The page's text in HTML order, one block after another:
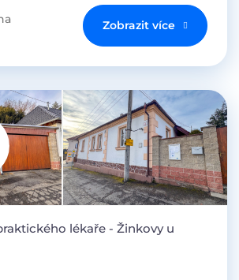
Zobrazit více
lékaře - Žinkovy u